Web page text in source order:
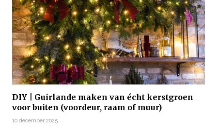
DIY | Guirlande maken van écht kerstgroen
voor buiten (voordeur, raam of muur)
10 december 2025